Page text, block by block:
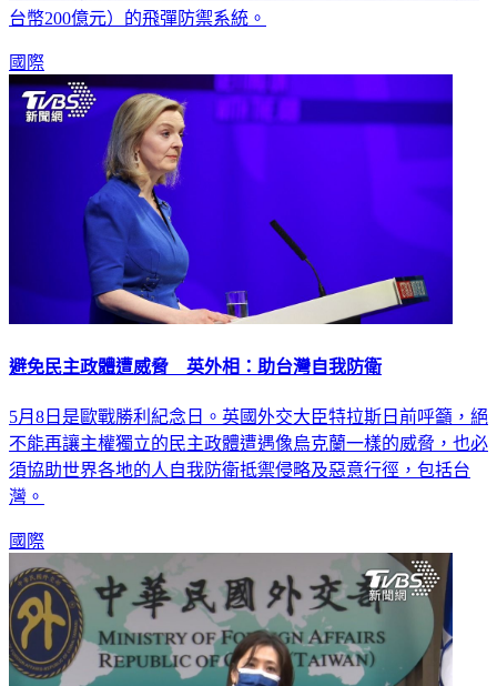
台幣200億元）的飛彈防禦系統。
國際
避免民主政體遭威脅 英外相：助台灣自我防衛
5月8日是歐戰勝利紀念日。英國外交大臣特拉斯日前呼籲，絕
不能再讓主權獨立的民主政體遭遇像烏克蘭一樣的威脅，也必
須協助世界各地的人自我防衛抵禦侵略及惡意行徑，包括台
灣。
國際